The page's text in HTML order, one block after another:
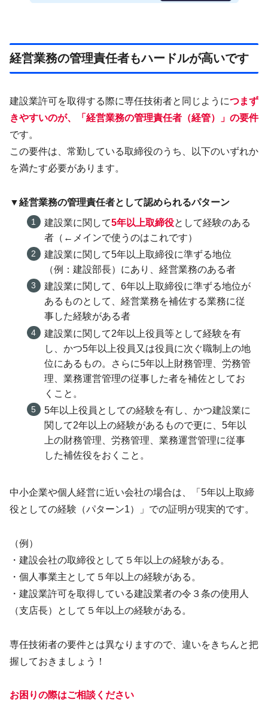
経営業務の管理責任者もハードルが高いです
建設業許可を取得する際に専任技術者と同じようにつまず
きやすいのが、「経営業務の管理責任者（経管）」の要件
です。
この要件は、常勤している取締役のうち、以下のいずれか
を満たす必要があります。
▼経営業務の管理責任者として認められるパターン
建設業に関して5年以上取締役として経験のある
者（←メインで使うのはこれです）
建設業に関して5年以上取締役に準ずる地位
（例：建設部長）にあり、経営業務のある者
建設業に関して、6年以上取締役に準ずる地位が
あるものとして、経営業務を補佐する業務に従
事した経験がある者
建設業に関して2年以上役員等として経験を有
し、かつ5年以上役員又は役員に次ぐ職制上の地
位にあるもの。さらに5年以上財務管理、労務管
理、業務運営管理の従事した者を補佐としてお
くこと。
5年以上役員としての経験を有し、かつ建設業に
関して2年以上の経験があるもので更に、5年以
上の財務管理、労務管理、業務運営管理に従事
した補佐役をおくこと。
中小企業や個人経営に近い会社の場合は、「5年以上取締
役としての経験（パターン1）」での証明が現実的です。
（例）
・建設会社の取締役として５年以上の経験がある。
・個人事業主として５年以上の経験がある。
・建設業許可を取得している建設業者の令３条の使用人
（支店長）として５年以上の経験がある。
専任技術者の要件とは異なりますので、違いをきちんと把
握しておきましょう！
お困りの際はご相談ください